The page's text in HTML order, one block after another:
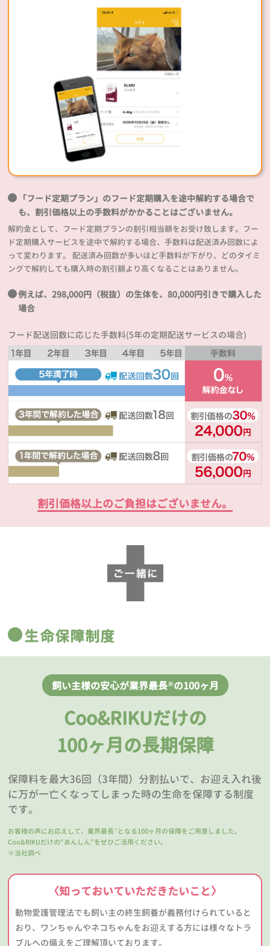
「フード定期プラン」のフード定期購入を途中解約する場合で
も、割引価格以上の手数料がかかることはございません。
解約金として、フード定期プランの割引相当額をお受け致します。フー
ド定期購入サービスを途中で解約する場合、手数料は配送済み回数によ
って変わります。 配送済み回数が多いほど手数料が下がり、どのタイミ
ングで解約しても購入時の割引額より高くなることはありません。
例えば、298,000円（税抜）の生体を、80,000円引きで購入した
場合
フード配送回数に応じた手数料(5年の定期配送サービスの場合)
割引価格以上のご負担はございません。
生命保障制度
飼い主様の安心が業界最長※の100ヶ月
Coo&RIKUだけの
100ヶ月の長期保障
保障料を最大36回（3年間）分割払いで、お迎え入れ後
に万が一亡くなってしまった時の生命を保障する制度
です。
お客様の声にお応えして、業界最長 ※ となる100ヶ月の保障をご用意しました。
Coo&RIKUだけの“あんしん”をぜひご活用ください。
※当社調べ
〈知っておいていただきたいこと〉
動物愛護管理法でも飼い主の終生飼養が義務付けられていると
おり、ワンちゃんやネコちゃんをお迎えする方には様々なトラ
ブルへの備えをご理解頂いております。